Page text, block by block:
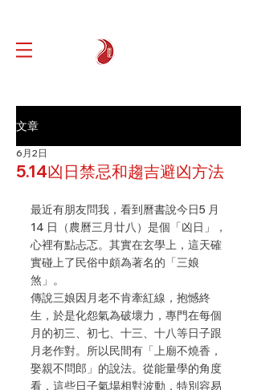
文章
5.14凶日禁忌和趨吉避凶方法
6月2日
最近有朋友問我，看到曆書說今日5 月
14 日（農曆三月廿八）是個「凶日」，
心裡有點忐忑。其實在玄學上，這天確
實碰上了民俗中頗為著名的「三娘
煞」。
傳說三娘因月老不肯牽紅線，抱憾終
生，於是化怨氣為破壞力，專門在每個
月的初三、初七、十三、十八等日子跟
月老作對。所以民間有「上廟不燒香，
娶親不問郎」的說法。從能量學的角度
看，這些日子氣場相對波動，特別容易